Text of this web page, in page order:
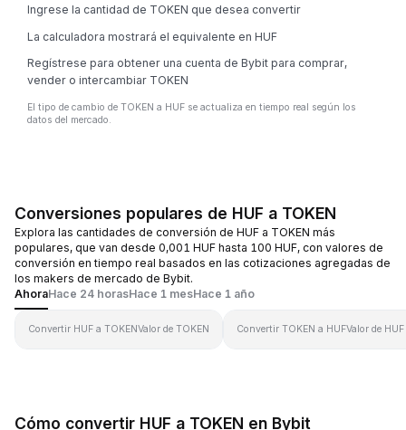
Ingrese la cantidad de TOKEN que desea convertir
La calculadora mostrará el equivalente en HUF
Regístrese para obtener una cuenta de Bybit para comprar,
vender o intercambiar TOKEN
El tipo de cambio de TOKEN a HUF se actualiza en tiempo real según los
datos del mercado.
Conversiones populares de HUF a TOKEN
Explora las cantidades de conversión de HUF a TOKEN más
populares, que van desde 0,001 HUF hasta 100 HUF, con valores de
conversión en tiempo real basados en las cotizaciones agregadas de
los makers de mercado de Bybit.
AhoraHace 24 horasHace 1 mesHace 1 año
Convertir HUF a TOKENValor de TOKEN Convertir TOKEN a HUFValor de HUF
Cómo convertir HUF a TOKEN en Bybit